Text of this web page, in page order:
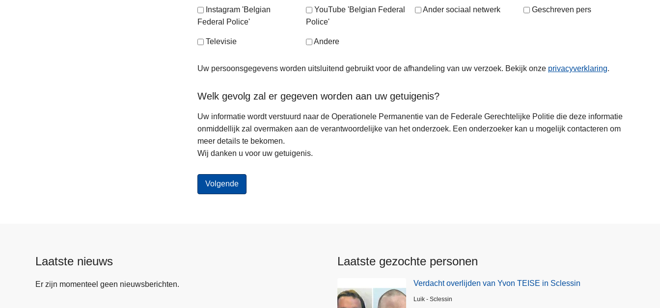
Instagram 'Belgian
Federal Police'
YouTube 'Belgian Federal
Police'
Ander sociaal netwerk Geschreven pers
Televisie Andere
Uw persoonsgegevens worden uitsluitend gebruikt voor de afhandeling van uw verzoek. Bekijk onze privacyverklaring.
Welk gevolg zal er gegeven worden aan uw getuigenis?
Uw informatie wordt verstuurd naar de Operationele Permanentie van de Federale Gerechtelijke Politie die deze informatie
onmiddellijk zal overmaken aan de verantwoordelijke van het onderzoek. Een onderzoeker kan u mogelijk contacteren om
meer details te bekomen.
Wij danken u voor uw getuigenis.
Laatste nieuws
Er zijn momenteel geen nieuwsberichten.
Laatste gezochte personen
Verdacht overlijden van Yvon TEISE in Sclessin
Plaats
Luik - Sclessin